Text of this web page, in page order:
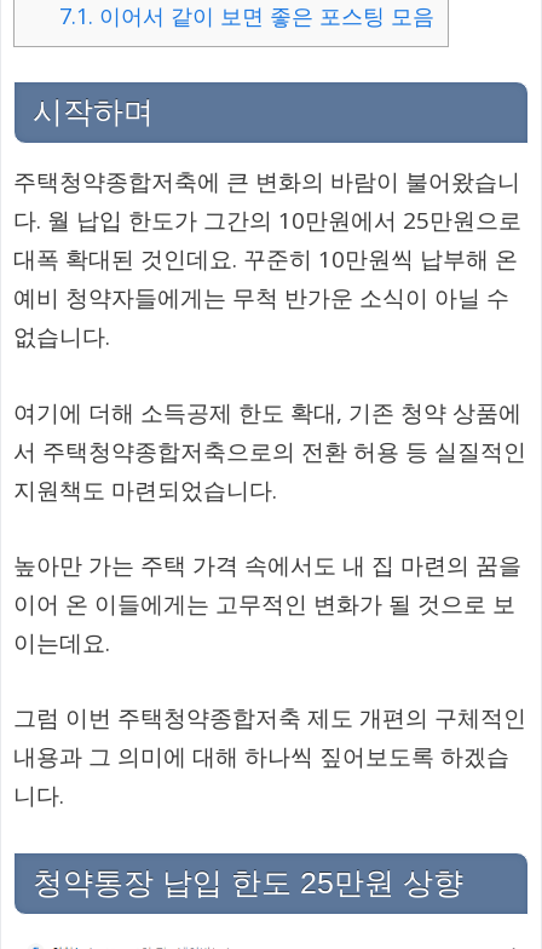
7.1. 이어서 같이 보면 좋은 포스팅 모음
시작하며
주택청약종합저축에 큰 변화의 바람이 불어왔습니
다. 월 납입 한도가 그간의 10만원에서 25만원으로
대폭 확대된 것인데요. 꾸준히 10만원씩 납부해 온
예비 청약자들에게는 무척 반가운 소식이 아닐 수
없습니다.
여기에 더해 소득공제 한도 확대, 기존 청약 상품에
서 주택청약종합저축으로의 전환 허용 등 실질적인
지원책도 마련되었습니다.
높아만 가는 주택 가격 속에서도 내 집 마련의 꿈을
이어 온 이들에게는 고무적인 변화가 될 것으로 보
이는데요.
그럼 이번 주택청약종합저축 제도 개편의 구체적인
내용과 그 의미에 대해 하나씩 짚어보도록 하겠습
니다.
청약통장 납입 한도 25만원 상향